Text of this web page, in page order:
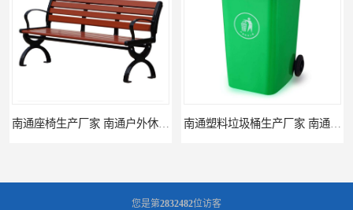
您是第2832482位访客